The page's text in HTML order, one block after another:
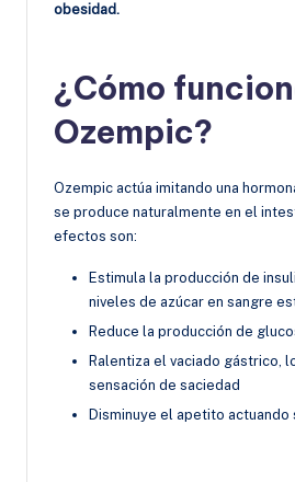
obesidad.
¿Cómo
Ozempic?
Ozempic actúa imitando una
se produce naturalmente en el
efectos son:
Estimula la producción de
niveles de azúcar en sangre
Reduce la producción de
Ralentiza el vaciado gástrico,
sensación de saciedad
Disminuye el apetito